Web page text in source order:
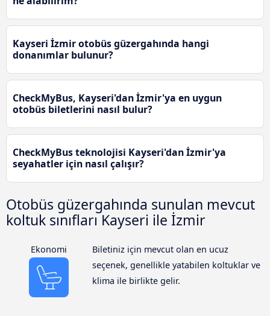
Kayseri İzmir otobüs güzergahında hangi
donanımlar bulunur?
CheckMyBus, Kayseri'dan İzmir'ya en uygun
otobüs biletlerini nasıl bulur?
CheckMyBus teknolojisi Kayseri'dan İzmir'ya
seyahatler için nasıl çalışır?
Otobüs güzergahında sunulan mevcut
koltuk sınıfları Kayseri ile İzmir
Ekonomi
Biletiniz için mevcut olan en ucuz
seçenek, genellikle yatabilen koltuklar ve
klima ile birlikte gelir.